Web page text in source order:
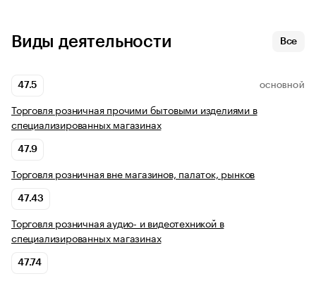
Виды деятельности Все
47.5 ОСНОВНОЙ
Торговля розничная прочими бытовыми изделиями в
специализированных магазинах
47.9
Торговля розничная вне магазинов, палаток, рынков
47.43
Торговля розничная аудио- и видеотехникой в
специализированных магазинах
47.74